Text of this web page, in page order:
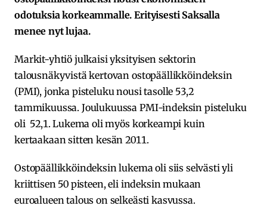
odotuksia korkeammalle. Erityisesti Saksalla
menee nyt lujaa.
Markit-yhtiö julkaisi yksityisen sektorin
talousnäkyvistä kertovan ostopäällikköindeksin
(PMI), jonka pisteluku nousi tasolle 53,2
tammikuussa. Joulukuussa PMI-indeksin pisteluku
oli 52,1. Lukema oli myös korkeampi kuin
kertaakaan sitten kesän 2011.
Ostopäällikköindeksin lukema oli siis selvästi yli
kriittisen 50 pisteen, eli indeksin mukaan
euroalueen talous on selkeästi kasvussa.